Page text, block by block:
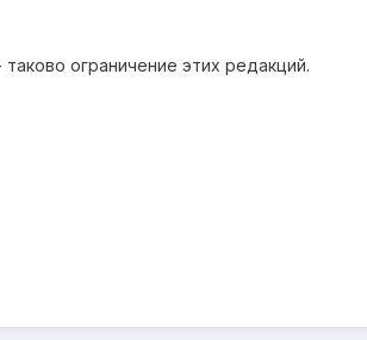
ограничение этих редакций.